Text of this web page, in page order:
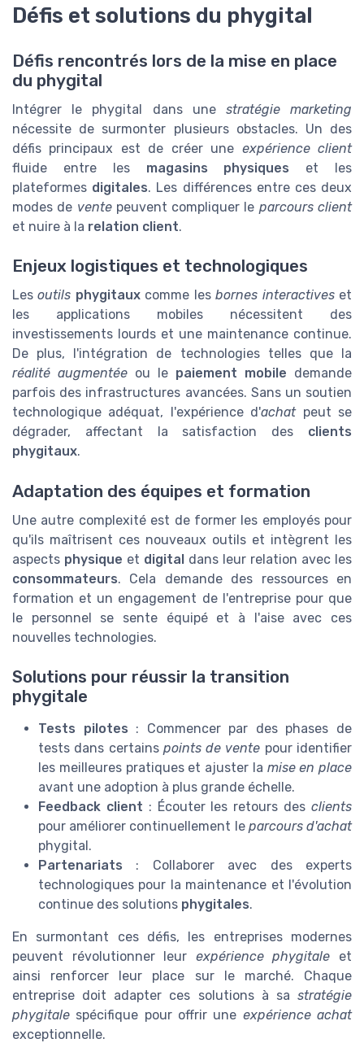
Défis et solutions du phygital
Défis rencontrés lors de la mise en place
du phygital
Intégrer le phygital dans une stratégie marketing
nécessite de surmonter plusieurs obstacles. Un des
défis principaux est de créer une expérience client
fluide entre les magasins physiques et les
plateformes digitales. Les différences entre ces deux
modes de ventepeuvent compliquer le parcours client
et nuire à la relation client.
Enjeux logistiques et technologiques
Lesoutils phygitauxcomme lesbornes interactiveset
les applications mobiles nécessitent des
investissements lourds et une maintenance continue.
De plus, l'intégration de technologies telles que la
réalité augmentée ou le paiement mobile demande
parfois des infrastructures avancées. Sans un soutien
technologique adéquat, l'expérience d'achatpeut se
dégrader, affectant la satisfaction des clients
phygitaux.
Adaptation des équipes et formation
Une autre complexité est de former les employés pour
qu'ils maîtrisent ces nouveaux outils et intègrent les
aspects physique et digital dans leur relation avec les
consommateurs. Cela demande des ressources en
formation et un engagement de l'entreprise pour que
le personnel se sente équipé et à l'aise avec ces
nouvelles technologies.
Solutions pour réussir la transition
phygitale
Tests pilotes : Commencer par des phases de
tests dans certains points de vente pour identifier
les meilleures pratiques et ajuster la mise en place
avant une adoption à plus grande échelle.
Feedback client : Écouter les retours desclients
pour améliorer continuellement le parcours d'achat
phygital.
Partenariats : Collaborer avec des experts
technologiques pour la maintenance et l'évolution
continue des solutions phygitales.
En surmontant ces défis, les entreprises modernes
peuvent révolutionner leur expérience phygitale et
ainsi renforcer leur place sur le marché. Chaque
entreprise doit adapter ces solutions à sa stratégie
phygitale spécifique pour offrir une expérience achat
exceptionnelle.